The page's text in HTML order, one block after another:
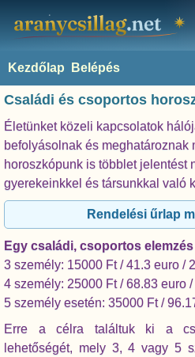
aranycsillag.net
Kezdőlap Belépés
Családi és csoportos
Életünket közeli kapcsolatok
befolyásolnak és meghatároznak
horoszkópunk is többlet jelentést
gyerekeinkkel és társunkkal való
Rendelési űrlap
Egy családi, csoportos elemzés
3 személy: 15000 Ft / 41.3 euro /
4 személy: 25000 Ft / 68.83 euro
5 személy esetén: 35000 Ft /
Erre a célra találtuk ki a
lehetőségét, mely 3, 4 vagy 5